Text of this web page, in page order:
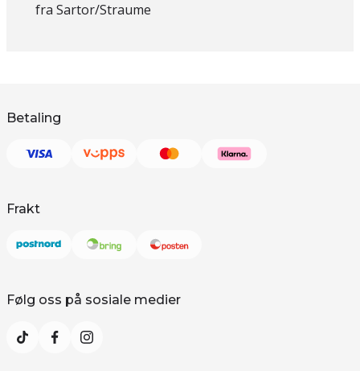
fra Sartor/Straume
Betaling
Frakt
Følg oss på sosiale medier